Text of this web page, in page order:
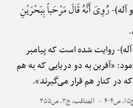
آله)-رُوِیَ أَنَّهُ قَالَ مَرْحَباً بِبَحْرَیْنِ
روایت شده است که پیامبر
«آفرین به دو دریایی که به هم
در کنار هم قرار می‌گیرند».
المناقب، ج۳، ص۳۵۵